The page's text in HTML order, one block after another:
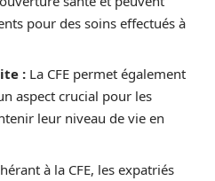
pour des soins effectués à
: La CFE permet également
aspect crucial pour les
leur niveau de vie en
à la CFE, les expatriés